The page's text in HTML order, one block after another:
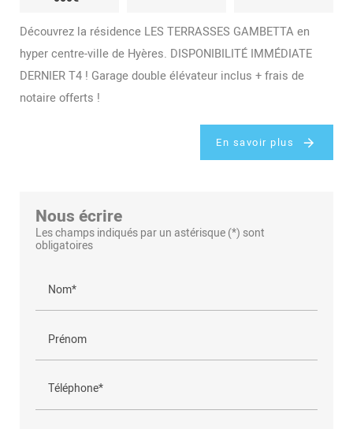
Découvrez la résidence LES TERRASSES GAMBETTA en
hyper centre-ville de Hyères. DISPONIBILITÉ IMMÉDIATE
DERNIER T4 ! Garage double élévateur inclus + frais de
notaire offerts !
En savoir plus
Nous écrire
Les champs indiqués par un astérisque (*) sont
obligatoires
Nom*
Prénom
Téléphone*